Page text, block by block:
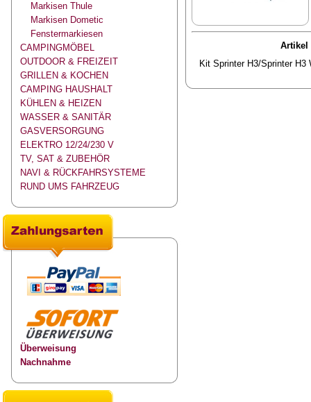
Markisen Thule
Markisen Dometic
Fenstermarkiesen
CAMPINGMÖBEL
OUTDOOR & FREIZEIT
GRILLEN & KOCHEN
CAMPING HAUSHALT
KÜHLEN & HEIZEN
WASSER & SANITÄR
GASVERSORGUNG
ELEKTRO 12/24/230 V
TV, SAT & ZUBEHÖR
NAVI & RÜCKFAHRSYSTEME
RUND UMS FAHRZEUG
Überweisung
Nachnahme
Artikel
Kit Sprinter H3/Sprinter H3